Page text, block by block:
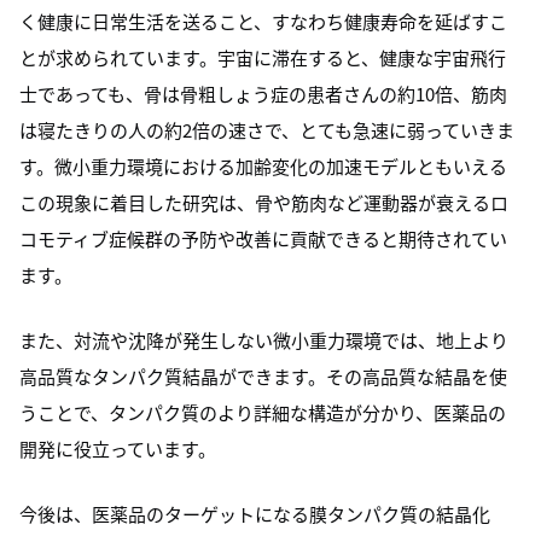
く健康に日常生活を送ること、すなわち健康寿命を延ばすこ
とが求められています。宇宙に滞在すると、健康な宇宙飛行
士であっても、骨は骨粗しょう症の患者さんの約10倍、筋肉
は寝たきりの人の約2倍の速さで、とても急速に弱っていきま
す。微小重力環境における加齢変化の加速モデルともいえる
この現象に着目した研究は、骨や筋肉など運動器が衰えるロ
コモティブ症候群の予防や改善に貢献できると期待されてい
ます。
また、対流や沈降が発生しない微小重力環境では、地上より
高品質なタンパク質結晶ができます。その高品質な結晶を使
うことで、タンパク質のより詳細な構造が分かり、医薬品の
開発に役立っています。
今後は、医薬品のターゲットになる膜タンパク質の結晶化